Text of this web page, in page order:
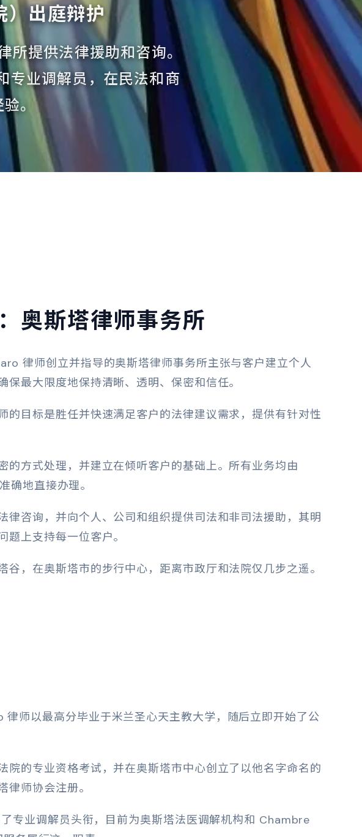
）出庭辩护
所提供法律援助和咨询。
业调解员，在民法和商
验。
奥斯塔律师事务所
律师创立并指导的奥斯塔律师事务所主张与客户建立个人
保最大限度地保持清晰、透明、保密和信任。
的目标是胜任并快速满足客户的法律建议需求，提供有针对性
的方式处理，并建立在倾听客户的基础上。所有业务均由
确地直接办理。
律咨询，并向个人、公司和组织提供司法和非司法援助，其明
题上支持每一位客户。
谷，在奥斯塔市的步行中心，距离市政厅和法院仅几步之遥。
师以最高分毕业于米兰圣心天主教大学，随后立即开始了公
院的专业资格考试，并在奥斯塔市中心创立了以他名字命名的
律师协会注册。
专业调解员头衔，目前为奥斯塔法医调解机构和 Chambre